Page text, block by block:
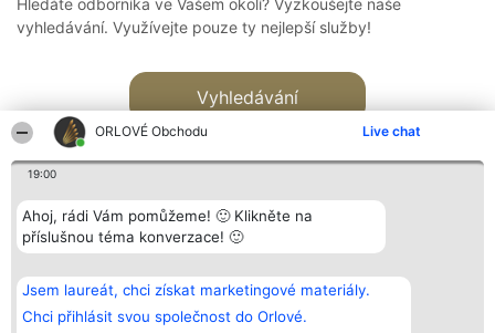
ORLOVÉ Obchodu Live chat
19:00
Ahoj, rádi Vám pomůžeme! 🙂 Klikněte na
příslušnou téma konverzace! 🙂
Jsem laureát, chci získat marketingové materiály.
Chci přihlásit svou společnost do Orlové.
Hledáte odborníka ve Vašem okolí? Vyzkoušejte naše
vyhledávání. Využívejte pouze ty nejlepší služby!
Vyhledávání
Bright Side Solutions sp. z o.
o. sp. k.
ul. Ruska 22
Wrocław 50-079
Vítězové
Seznam všech
laureátů
Zásady
Kontakt